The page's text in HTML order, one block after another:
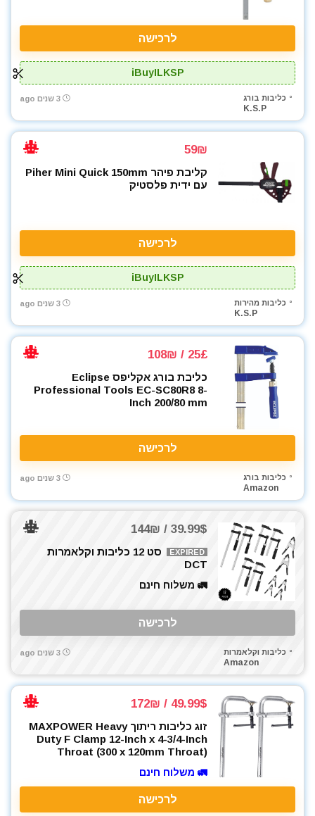
לרכישה
iBuyILKSP
כליבות בורג
K.S.P
3 שנים ago
59₪
קליבת פיהר Piher Mini Quick 150mm
עם ידית פלסטיק
לרכישה
iBuyILKSP
כליבות מהירות
K.S.P
3 שנים ago
25£ / 108₪
כליבת בורג אקליפס Eclipse
Professional Tools EC-SC80R8 8-
Inch 200/80 mm
לרכישה
כליבות בורג
Amazon
3 שנים ago
39.99$ / 144₪
EXPIRED
סט 12 כליבות וקלאמרות
DCT
🚛 משלוח חינם
לרכישה
כליבות וקלאמרות
Amazon
3 שנים ago
49.99$ / 172₪
זוג כליבות ריתוך MAXPOWER Heavy
Duty F Clamp 12-Inch x 4-3/4-Inch
Throat (300 x 120mm Throat)
🚛 משלוח חינם
לרכישה